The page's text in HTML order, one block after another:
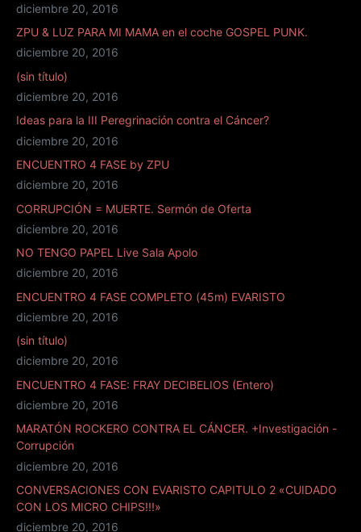
diciembre 20, 2016
ZPU & LUZ PARA MI MAMA en el coche GOSPEL PUNK.
diciembre 20, 2016
(sin título)
diciembre 20, 2016
Ideas para la III Peregrinación contra el Cáncer?
diciembre 20, 2016
ENCUENTRO 4 FASE by ZPU
diciembre 20, 2016
CORRUPCIÓN = MUERTE. Sermón de Oferta
diciembre 20, 2016
NO TENGO PAPEL Live Sala Apolo
diciembre 20, 2016
ENCUENTRO 4 FASE COMPLETO (45m) EVARISTO
diciembre 20, 2016
(sin título)
diciembre 20, 2016
ENCUENTRO 4 FASE: FRAY DECIBELIOS (Entero)
diciembre 20, 2016
MARATÓN ROCKERO CONTRA EL CÁNCER. +Investigación -
Corrupción
diciembre 20, 2016
CONVERSACIONES CON EVARISTO CAPITULO 2 «CUIDADO
CON LOS MICRO CHIPS!!!»
diciembre 20, 2016